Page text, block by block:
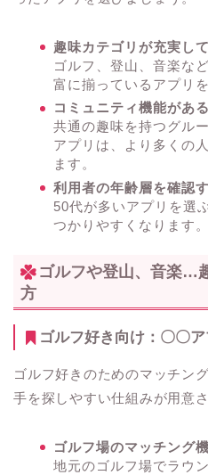
趣味カテゴリが充実し
ゴルフ、登山、音楽な
富に揃っているアプリ
コミュニティ機能があ
共通の趣味を持つグル
アプリは、より多くの
ます。
利用者の年齢層を確認
50代が多いアプリを選
つかりやすくなります。
ゴルフや登山、音楽…
方
ゴルフ好き向け：〇〇
ゴルフ好きのためのマッチン
手を探しやすい仕組みが用意
ゴルフ場のマッチング
地元のゴルフ場でラウ